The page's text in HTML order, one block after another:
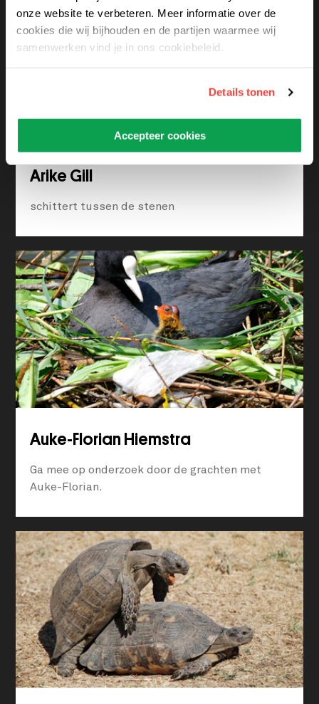
onze website te verbeteren. Meer informatie over de
cookies die wij bijhouden en de partijen waarmee wij
samenwerken vind je in ons cookiebeleid.
Details tonen
Accepteer cookies
Arike Gill
schittert tussen de stenen
Auke-Florian Hiemstra
Ga mee op onderzoek door de grachten met
Auke-Florian.